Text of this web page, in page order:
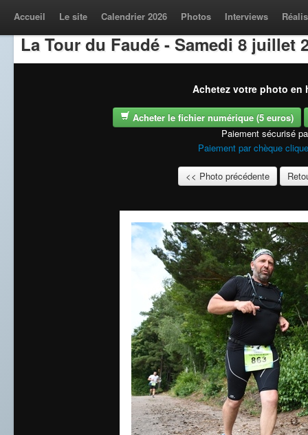
Accueil Le site Calendrier 2026 Photos Interviews
La Tour du Faudé - Samedi 8 juillet
Achetez votre photo en
Acheter le fichier numérique (5 euros)
Paiement sécurisé
Paiement par chèque
<< Photo précédente